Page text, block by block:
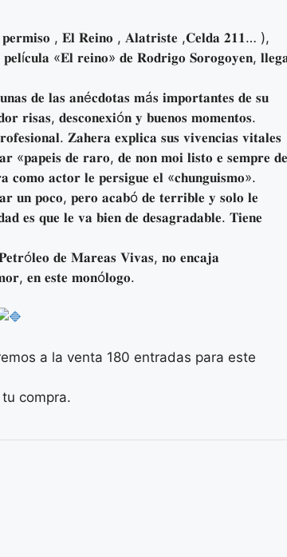
𝐩𝐞𝐫𝐦𝐢𝐬𝐨 , 𝐄𝐥 𝐑𝐞𝐢𝐧𝐨 , 𝐀𝐥𝐚𝐭𝐫𝐢𝐬𝐭𝐞 ,𝐂𝐞𝐥𝐝𝐚 𝟐𝟏𝟏… ),
«𝐄𝐥 𝐫𝐞𝐢𝐧𝐨» 𝐝𝐞 𝐑𝐨𝐝𝐫𝐢𝐠𝐨 𝐒𝐨𝐫𝐨𝐠𝐨𝐲𝐞𝐧,
𝐝𝐞 𝐥𝐚𝐬 𝐚𝐧é𝐜𝐝𝐨𝐭𝐚𝐬 𝐦á𝐬 𝐢𝐦𝐩𝐨𝐫𝐭𝐚𝐧𝐭𝐞𝐬 𝐝𝐞 𝐬𝐮
𝐫𝐢𝐬𝐚𝐬, 𝐝𝐞𝐬𝐜𝐨𝐧𝐞𝐱𝐢ó𝐧 𝐲 𝐛𝐮𝐞𝐧𝐨𝐬 𝐦𝐨𝐦𝐞𝐧𝐭𝐨𝐬.
𝐙𝐚𝐡𝐞𝐫𝐚 𝐞𝐱𝐩𝐥𝐢𝐜𝐚 𝐬𝐮𝐬 𝐯𝐢𝐯𝐞𝐧𝐜𝐢𝐚𝐬 𝐯𝐢𝐭𝐚𝐥𝐞𝐬
«𝐩𝐚𝐩𝐞𝐢𝐬 𝐝𝐞 𝐫𝐚𝐫𝐨, 𝐝𝐞 𝐧𝐨𝐧 𝐦𝐨𝐢 𝐥𝐢𝐬𝐭𝐨 𝐞 𝐬𝐞𝐦𝐩𝐫𝐞 𝐝𝐞
𝐜𝐨𝐦𝐨 𝐚𝐜𝐭𝐨𝐫 𝐥𝐞 𝐩𝐞𝐫𝐬𝐢𝐠𝐮𝐞 𝐞𝐥 «𝐜𝐡𝐮𝐧𝐠𝐮𝐢𝐬𝐦𝐨».
𝐮𝐧 𝐩𝐨𝐜𝐨, 𝐩𝐞𝐫𝐨 𝐚𝐜𝐚𝐛ó 𝐝𝐞 𝐭𝐞𝐫𝐫𝐢𝐛𝐥𝐞 𝐲 𝐬𝐨𝐥𝐨 𝐥𝐞
𝐞𝐬 𝐪𝐮𝐞 𝐥𝐞 𝐯𝐚 𝐛𝐢𝐞𝐧 𝐝𝐞 𝐝𝐞𝐬𝐚𝐠𝐫𝐚𝐝𝐚𝐛𝐥𝐞. 𝐓𝐢𝐞𝐧𝐞
𝐝𝐞 𝐌𝐚𝐫𝐞𝐚𝐬 𝐕𝐢𝐯𝐚𝐬, 𝐧𝐨 𝐞𝐧𝐜𝐚𝐣𝐚
𝐞𝐧 𝐞𝐬𝐭𝐞 𝐦𝐨𝐧ó𝐥𝐨𝐠𝐨.
a la venta 180 entradas para este
compra.